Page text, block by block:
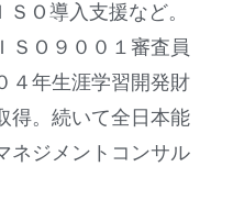
Ｏ導入支援など。
ＳＯ９００１審査員
４年生涯学習開発財
得。続いて全日本能
ネジメントコンサル